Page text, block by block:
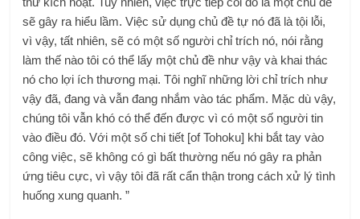
sẽ gây ra hiểu lầm. Việc sử dụng chủ đề tự nó đã là tội lỗi,
vì vậy, tất nhiên, sẽ có một số người chỉ trích nó, nói rằng
làm thế nào tôi có thể lấy một chủ đề như vậy và khai thác
nó cho lợi ích thương mại. Tôi nghĩ những lời chỉ trích như
vậy đã, đang và vẫn đang nhắm vào tác phẩm. Mặc dù vậy,
chúng tôi vẫn khó có thể đến được vì có một số người tin
vào điều đó. Với một số chi tiết [of Tohoku] khi bắt tay vào
công việc, sẽ không có gì bất thường nếu nó gây ra phản
ứng tiêu cực, vì vậy tôi đã rất cẩn thận trong cách xử lý tình
huống xung quanh. ”